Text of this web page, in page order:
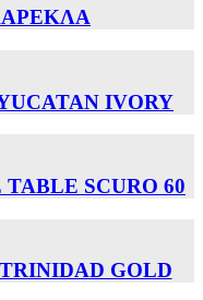
IVORY
SCURO 60
GOLD